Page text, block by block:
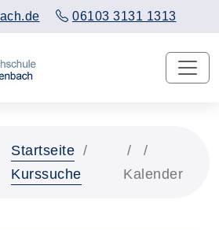
06103 3131 1313
Startseite
Kurssuche
Kalender